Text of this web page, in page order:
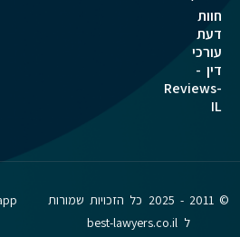
חוות
דעת
עורכי
דין -
Reviews-
IL
© 2011 - 2025 כל הזכויות שמורות
ל best-lawyers.co.il